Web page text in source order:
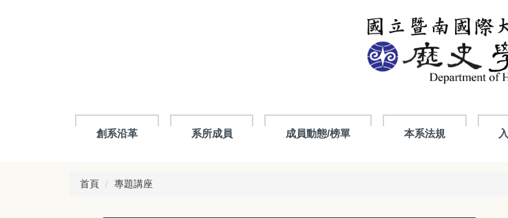
創系沿革 系所成員 成員動態/榜單 本系法規
首頁 專題講座